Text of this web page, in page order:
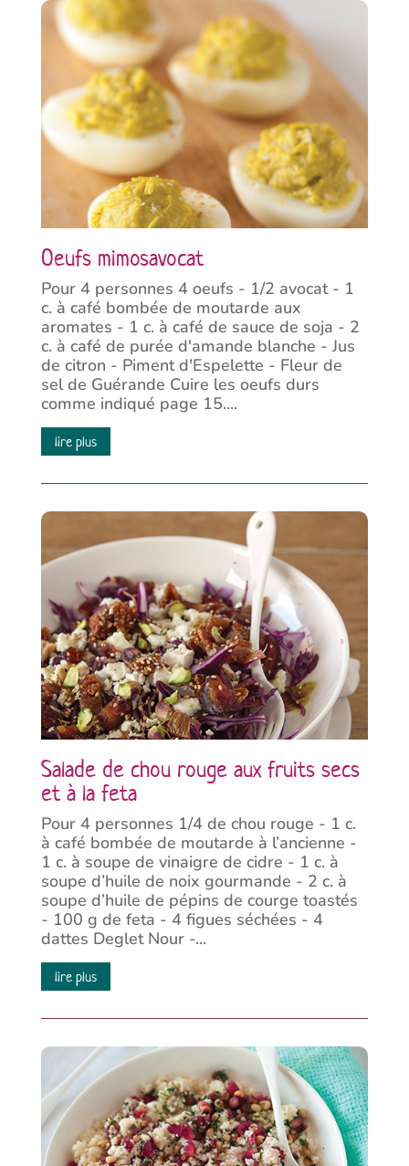
Oeufs mimosavocat
Pour 4 personnes 4 oeufs - 1/2 avocat - 1
c. à café bombée de moutarde aux
aromates - 1 c. à café de sauce de soja - 2
c. à café de purée d'amande blanche - Jus
de citron - Piment d'Espelette - Fleur de
sel de Guérande Cuire les oeufs durs
comme indiqué page 15....
lire plus
Salade de chou rouge aux fruits secs
et à la feta
Pour 4 personnes 1/4 de chou rouge - 1 c.
à café bombée de moutarde à l’ancienne -
1 c. à soupe de vinaigre de cidre - 1 c. à
soupe d’huile de noix gourmande - 2 c. à
soupe d’huile de pépins de courge toastés
- 100 g de feta - 4 figues séchées - 4
dattes Deglet Nour -...
lire plus